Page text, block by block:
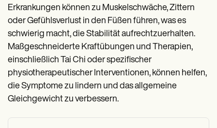
Erkrankungen können zu Muskelschwäche, Zittern
oder Gefühlsverlust in den Füßen führen, was es
schwierig macht, die Stabilität aufrechtzuerhalten.
Maßgeschneiderte Kraftübungen und Therapien,
einschließlich Tai Chi oder spezifischer
physiotherapeutischer Interventionen, können helfen,
die Symptome zu lindern und das allgemeine
Gleichgewicht zu verbessern.